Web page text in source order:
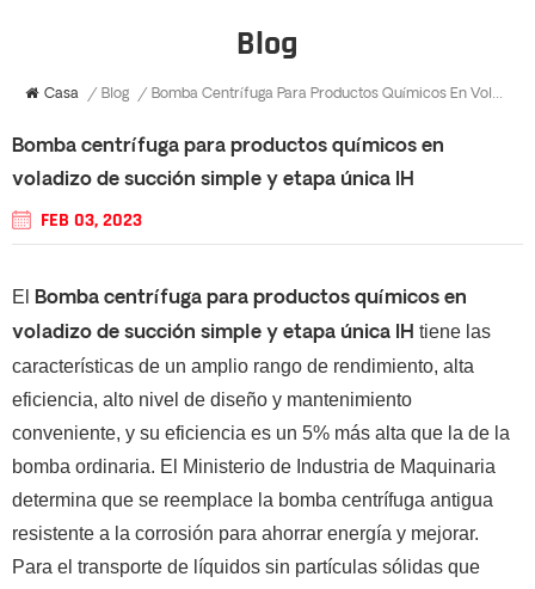
Blog
Casa / Blog / Bomba Centrífuga Para Productos Químicos En Voladizo De Succión Simple Y Etapa Única IH
Bomba centrífuga para productos químicos en
voladizo de succión simple y etapa única IH
FEB 03, 2023
El Bomba centrífuga para productos químicos en
voladizo de succión simple y etapa única IH tiene las
características de un amplio rango de rendimiento, alta
eficiencia, alto nivel de diseño y mantenimiento
conveniente, y su eficiencia es un 5% más alta que la de la
bomba ordinaria. El Ministerio de Industria de Maquinaria
determina que se reemplace la bomba centrífuga antigua
resistente a la corrosión para ahorrar energía y mejorar.
Para el transporte de líquidos sin partículas sólidas que